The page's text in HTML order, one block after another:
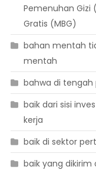
Pemenuhan Gizi
Gratis (MBG)
bahan mentah
mentah
bahwa di tengah
baik dari sisi
kerja
baik di sektor
baik yang dikirim